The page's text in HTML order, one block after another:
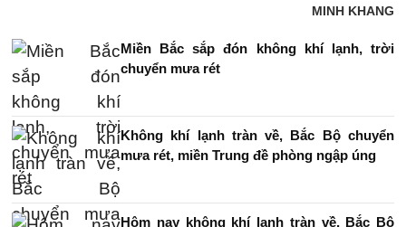
MINH KHANG
Miền Bắc sắp đón không khí lạnh, trời
chuyển mưa rét
Không khí lạnh tràn về, Bắc Bộ chuyển
mưa rét, miền Trung đề phòng ngập úng
Hôm nay không khí lạnh tràn về, Bắc Bộ